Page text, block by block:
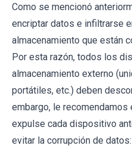
Como se mencionó
encriptar datos e infiltrarse
almacenamiento que están
Por esta razón, todos los
almacenamiento externo
portátiles, etc.) deben
embargo, le recomendamos
expulse cada dispositivo
evitar la corrupción de datos: